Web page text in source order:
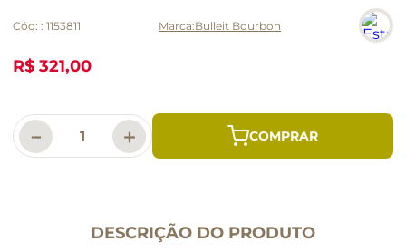
Cód: : 1153811 Bulleit Bourbon
R$ 321,00
＋
－
DESCRIÇÃO DO PRODUTO